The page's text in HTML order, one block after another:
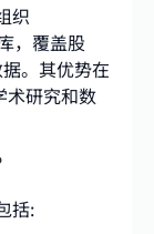
织
，覆盖股
。其优势在
术研究和数
括: